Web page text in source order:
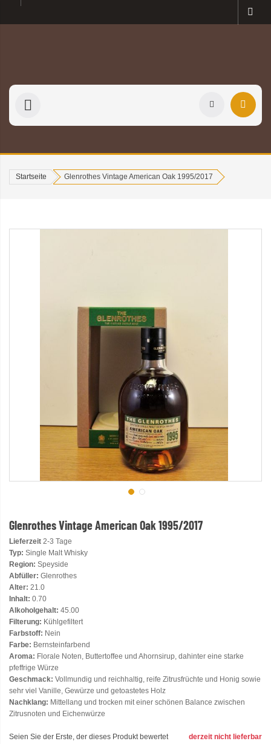
Startseite Glenrothes Vintage American Oak 1995/2017
Glenrothes Vintage American Oak 1995/2017
Lieferzeit 2-3 Tage
Typ: Single Malt Whisky
Region: Speyside
Abfüller: Glenrothes
Alter: 21.0
Inhalt: 0.70
Alkoholgehalt: 45.00
Filterung: Kühlgefiltert
Farbstoff: Nein
Farbe: Bernsteinfarbend
Aroma: Florale Noten, Buttertoffee und Ahornsirup, dahinter eine starke
pfeffrige Würze
Geschmack: Vollmundig und reichhaltig, reife Zitrusfrüchte und Honig sowie
sehr viel Vanille, Gewürze und getoastetes Holz
Nachklang: Mittellang und trocken mit einer schönen Balance zwischen
Zitrusnoten und Eichenwürze
derzeit nicht lieferbar
Seien Sie der Erste, der dieses Produkt bewertet